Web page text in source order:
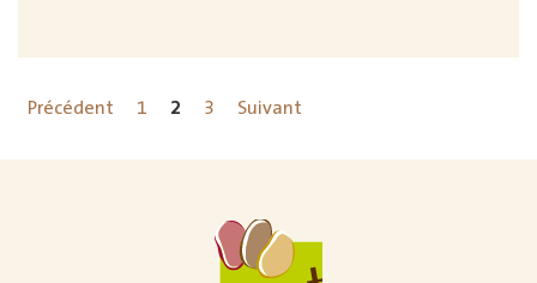
Précédent 1 2 3 Suivant